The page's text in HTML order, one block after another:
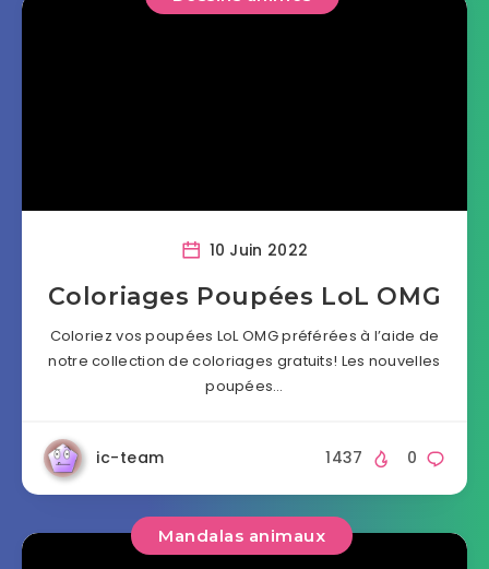
10 Juin 2022
Coloriages Poupées LoL OMG
Coloriez vos poupées LoL OMG préférées à l’aide de
notre collection de coloriages gratuits! Les nouvelles
poupées…
ic-team 0
1437
Mandalas animaux